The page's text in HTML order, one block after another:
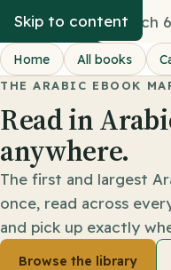
Skip to content
eKtab
Search
books
Home All books
THE ARABIC EBOOK
Read in
anywhere.
The first and largest
once, read across
and pick up exactly
Browse the library